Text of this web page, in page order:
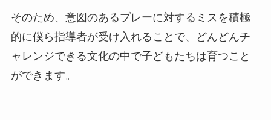
そのため、意図のあるプレーに対するミスを積極
的に僕ら指導者が受け入れることで、どんどんチ
ャレンジできる文化の中で子どもたちは育つこと
ができます。